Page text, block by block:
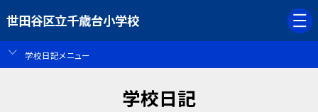
世田谷区立千歳台小学校
学校日記メニュー
学校日記